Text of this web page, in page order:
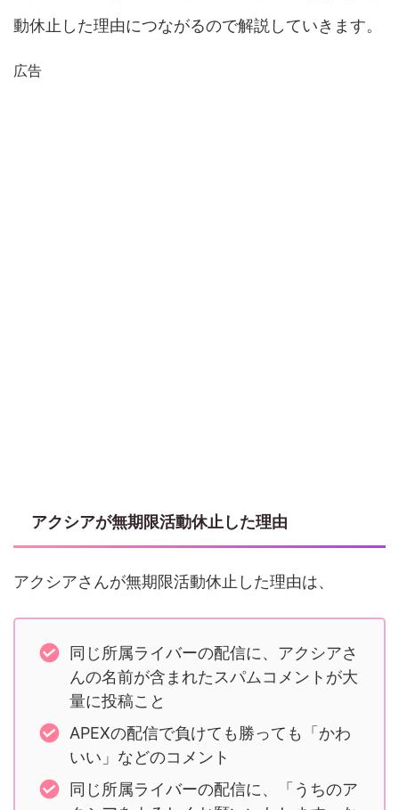
動休止した理由につながるので解説していきます。
広告
アクシアが無期限活動休止した理由
アクシアさんが無期限活動休止した理由は、
同じ所属ライバーの配信に、アクシアさ
んの名前が含まれたスパムコメントが大
量に投稿こと
APEXの配信で負けても勝っても「かわ
いい」などのコメント
同じ所属ライバーの配信に、「うちのア